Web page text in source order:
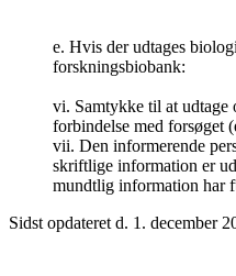
e. Hvis der udtages
forskningsbiobank:
vi. Samtykke til at udtage
forbindelse med forsøget
vii. Den informerende
skriftlige information er
mundtlig information har
Sidst opdateret d. 1. december